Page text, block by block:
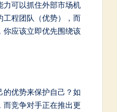
力可以抓住外部市场机
工程团队（优势），而
你应该立即优先围绕该
优势来保护自己？如
竞争对手正在推出更